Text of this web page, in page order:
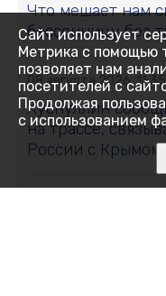
Что мешает нам
бессонницу без
08 августа 2026, 11:35
Хуснуллин
на трассе,
России с Крымом
Сайт использует
Метрика с помощью
позволяет нам
посетителей с
Продолжая
с использованием